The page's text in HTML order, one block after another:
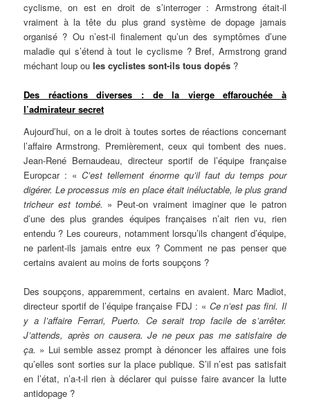
cyclisme, on est en droit de s’interroger : Armstrong était-il
vraiment à la tête du plus grand système de dopage jamais
organisé ? Ou n’est-il finalement qu’un des symptômes d’une
maladie qui s’étend à tout le cyclisme ? Bref, Armstrong grand
méchant loup oules cyclistes sont-ils tous dopés ?
Des réactions diverses : de la vierge effarouchée à
l’admirateur secret
Aujourd’hui, on a le droit à toutes sortes de réactions concernant
l’affaire Armstrong. Premièrement, ceux qui tombent des nues.
Jean-René Bernaudeau, directeur sportif de l’équipe française
Europcar : «C’est tellement énorme qu’il faut du temps pour
digérer. Le processus mis en place était inéluctable, le plus grand
tricheur est tombé. » Peut-on vraiment imaginer que le patron
d’une des plus grandes équipes françaises n’ait rien vu, rien
entendu ? Les coureurs, notamment lorsqu’ils changent d’équipe,
ne parlent-ils jamais entre eux ? Comment ne pas penser que
certains avaient au moins de forts soupçons ?
Des soupçons, apparemment, certains en avaient. Marc Madiot,
directeur sportif de l’équipe française FDJ : « Ce n’est pas fini. Il
y a l’affaire Ferrari, Puerto. Ce serait trop facile de s’arrêter.
J’attends, après on causera. Je ne peux pas me satisfaire de
ça. » Lui semble assez prompt à dénoncer les affaires une fois
qu’elles sont sorties sur la place publique. S’il n’est pas satisfait
en l’état, n’a-t-il rien à déclarer qui puisse faire avancer la lutte
antidopage ?